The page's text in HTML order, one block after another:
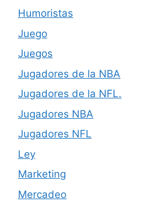
Humoristas
Juego
Juegos
Jugadores de la NBA
Jugadores de la NFL.
Jugadores NBA
Jugadores NFL
Ley
Marketing
Mercadeo